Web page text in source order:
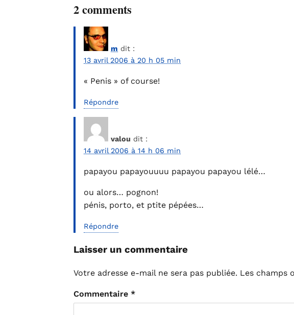
2 comments
m dit :
13 avril 2006 à 20 h 05 min
« Penis » of course!
Répondre
valou dit :
14 avril 2006 à 14 h 06 min
papayou papayouuuu papayou papayou lélé…
ou alors… pognon!
pénis, porto, et ptite pépées…
Répondre
Laisser un commentaire
Votre adresse e-mail ne sera pas publiée. Les champs
Commentaire *